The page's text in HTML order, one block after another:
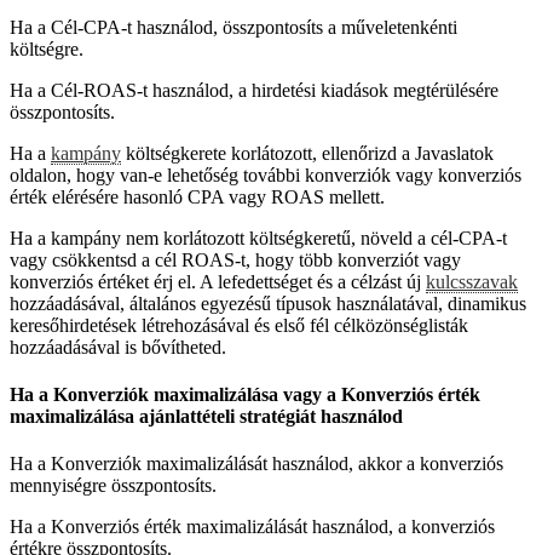
Ha a Cél-CPA-t használod, összpontosíts a műveletenkénti
költségre.
Ha a Cél-ROAS-t használod, a hirdetési kiadások megtérülésére
összpontosíts.
Ha a kampány költségkerete korlátozott, ellenőrizd a Javaslatok
oldalon, hogy van-e lehetőség további konverziók vagy konverziós
érték elérésére hasonló CPA vagy ROAS mellett.
Ha a kampány nem korlátozott költségkeretű, növeld a cél-CPA-t
vagy csökkentsd a cél ROAS-t, hogy több konverziót vagy
konverziós értéket érj el. A lefedettséget és a célzást új kulcsszavak
hozzáadásával, általános egyezésű típusok használatával, dinamikus
keresőhirdetések létrehozásával és első fél célközönséglisták
hozzáadásával is bővítheted.
Ha a Konverziók maximalizálása vagy a Konverziós érték
maximalizálása ajánlattételi stratégiát használod
Ha a Konverziók maximalizálását használod, akkor a konverziós
mennyiségre összpontosíts.
Ha a Konverziós érték maximalizálását használod, a konverziós
értékre összpontosíts.